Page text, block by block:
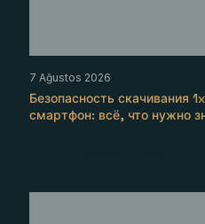
7 Ağustos 2026
Безопасность скачивания
смартфон: всё, что нужно